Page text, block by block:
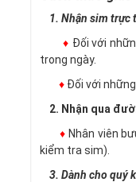
1. Nhận sim trực
♦ Đối với
trong ngày.
♦ Đối với
2. Nhận qua
♦ Nhân viên
kiểm tra sim).
3. Dành cho quý